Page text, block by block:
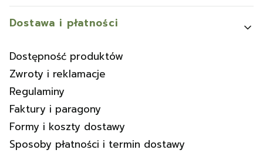
Dostawa i płatności
Dostępność produktów
Zwroty i reklamacje
Regulaminy
Faktury i paragony
Formy i koszty dostawy
Sposoby płatności i termin dostawy